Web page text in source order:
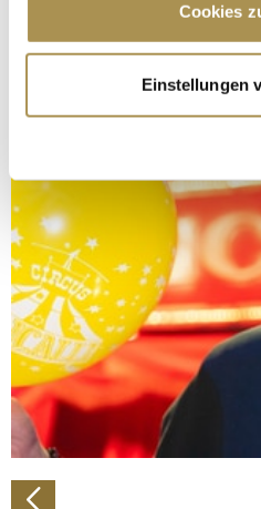
Trigger Symbol ändern oder
Informationen über
erfassen, welche bis auf
bestimmten Merkmalen
Erfahren Sie mehr darüber,
verarbeitet werden, und
Abschnitt Einzelheiten
fest.
Wir verwenden Cookies, um
personalisieren, Funktionen
zu können und die Zugriffe auf
analysieren. Außerdem geben
Verwendung unserer Website
Partner führen diese
Cookies
Einstellungen